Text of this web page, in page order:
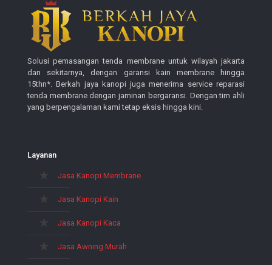
Solusi pemasangan tenda membrane untuk wilayah jakarta
dan sekitarnya, dengan garansi kain membrane hingga
15thn*. Berkah jaya kanopi juga menerima service reparasi
tenda membrane dengan jaminan bergaransi. Dengan tim ahli
yang berpengalaman kami tetap eksis hingga kini.
Layanan
Jasa Kanopi Membrane
Jasa Kanopi Kain
Jasa Kanopi Kaca
Jasa Awning Murah